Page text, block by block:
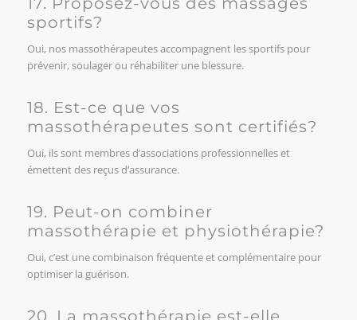
sportifs?
Oui, nos massothérapeutes accompagnent les sportifs pour
prévenir, soulager ou réhabiliter une blessure.
18. Est-ce que vos
massothérapeutes sont certifiés?
Oui, ils sont membres d’associations professionnelles et
émettent des reçus d’assurance.
19. Peut-on combiner
massothérapie et physiothérapie?
Oui, c’est une combinaison fréquente et complémentaire pour
optimiser la guérison.
20. La massothérapie est-elle